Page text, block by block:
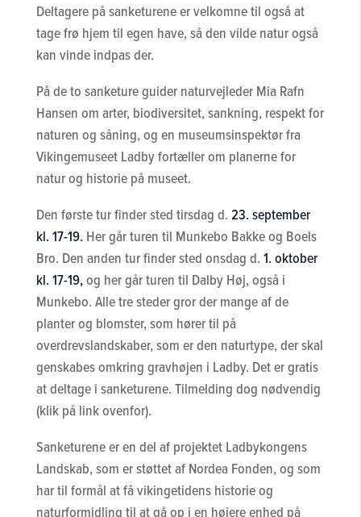
Deltagere på sanketurene er velkomne til også at
tage frø hjem til egen have, så den vilde natur også
kan vinde indpas der.
På de to sanketure guider naturvejleder Mia Rafn
Hansen om arter, biodiversitet, sankning, respekt for
naturen og såning, og en museumsinspektør fra
Vikingemuseet Ladby fortæller om planerne for
natur og historie på museet.
Den første tur finder sted tirsdag d.23. september
kl. 17-19. Her går turen til Munkebo Bakke og Boels
Bro. Den anden tur finder sted onsdag d.1. oktober
kl. 17-19,og her går turen til Dalby Høj, også i
Munkebo. Alle tre steder gror der mange af de
planter og blomster, som hører til på
overdrevslandskaber, som er den naturtype, der skal
genskabes omkring gravhøjen i Ladby. Det er gratis
at deltage i sanketurene. Tilmelding dog nødvendig
(klik på link ovenfor).
Sanketurene er en del af projektet Ladbykongens
Landskab, som er støttet af Nordea Fonden, og som
har til formål at få vikingetidens historie og
naturformidling til at gå op i en højere enhed på